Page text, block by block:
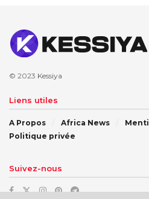
© 2023 Kessiya
Liens utiles
A Propos Africa News
Politique privée
Suivez-nous